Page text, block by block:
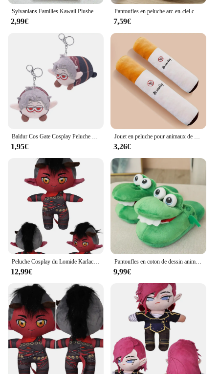
Sylvanians Families Kawaii Plushes, Anime Animal Butter, Flocage Ornement, Maison de jeu pour enfants, Cosplay, Jouets classiques, Cadeau pour enfants, Nouveau
2,99€
Pantoufles en peluche arc-en-ciel colorées pour femmes, visage souriant mignon de dessin animé, conception de coeur populaire
7,59€
Baldur Cos Gate Cosplay Peluche pour Enfants et Adultes, Aion Cosplay, Dessin Animé, Doux, Mascotte, Sac, Porte-clés, Pendentif, Anniversaire, Cadeaux de Noël
1,95€
Jouet en peluche pour animaux de compagnie "Ne pas fumer", design Laguna, jouet en peluche pour animaux de compagnie, cool, relaxant, chiens et chats
3,26€
Peluche Cosplay du Lomide Karlach, Arion, Gala, Jeu Balder Gate, Accessoires de Jeu, Costume, Mascotte, Cadeaux de Noël et d'Anniversaire
12,99€
Pantoufles en coton de dessin animé de mouton mignon pour enfants, chaussures d'intérieur en peluche pour couples, chaussures souples pour hommes et femmes
9,99€